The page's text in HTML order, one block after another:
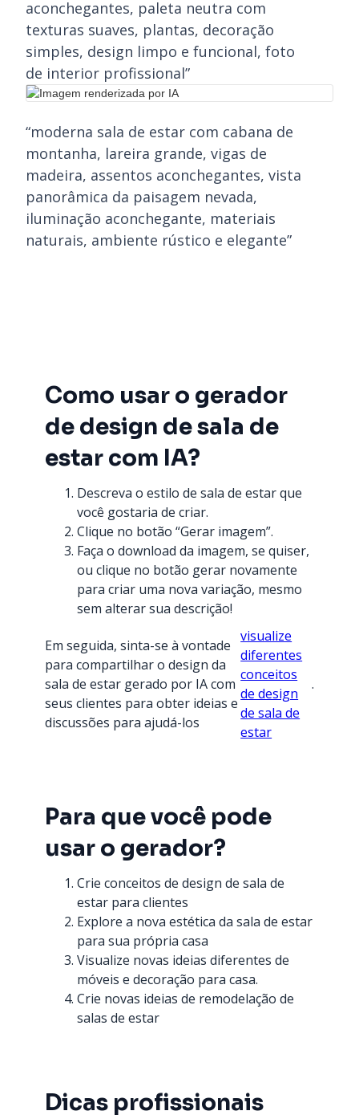
aconchegantes, paleta neutra com
texturas suaves, plantas, decoração
simples, design limpo e funcional, foto
de interior profissional”
“moderna sala de estar com cabana de
montanha, lareira grande, vigas de
madeira, assentos aconchegantes, vista
panorâmica da paisagem nevada,
iluminação aconchegante, materiais
naturais, ambiente rústico e elegante”
Como usar o gerador
de design de sala de
estar com IA?
Descreva o estilo de sala de estar que
você gostaria de criar.
Clique no botão “Gerar imagem”.
Faça o download da imagem, se quiser,
ou clique no botão gerar novamente
para criar uma nova variação, mesmo
sem alterar sua descrição!
Em seguida, sinta-se à vontade
para compartilhar o design da
sala de estar gerado por IA com
seus clientes para obter ideias e
discussões para ajudá-los
visualize
diferentes
conceitos
de design
de sala de
estar
.
Para que você pode
usar o gerador?
Crie conceitos de design de sala de
estar para clientes
Explore a nova estética da sala de estar
para sua própria casa
Visualize novas ideias diferentes de
móveis e decoração para casa.
Crie novas ideias de remodelação de
salas de estar
Dicas profissionais